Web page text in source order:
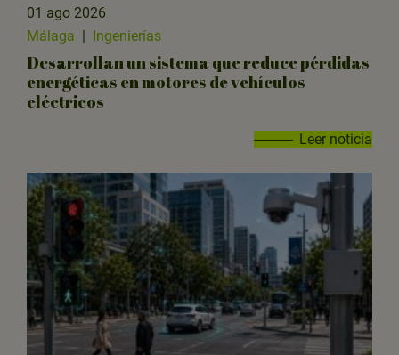
01 ago 2026
Málaga | Ingenierías
Desarrollan un sistema que reduce pérdidas
energéticas en motores de vehículos
eléctricos
Leer noticia